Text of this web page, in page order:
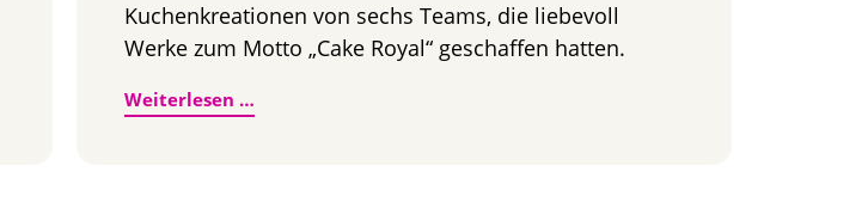
Kuchenkreationen von sechs Teams, die liebevoll
Werke zum Motto „Cake Royal“ geschaffen hatten.
Weiterlesen …